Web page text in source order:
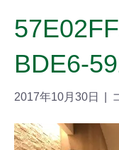
BDE6-
2017年10月30日